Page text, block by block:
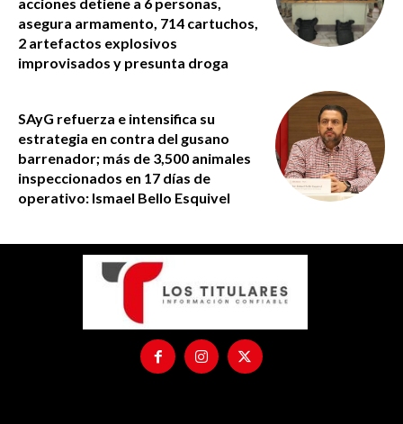
asegura armamento, 714 cartuchos,
2 artefactos explosivos
improvisados y presunta droga
SAyG refuerza e intensifica su
estrategia en contra del gusano
barrenador; más de 3,500 animales
inspeccionados en 17 días de
operativo: Ismael Bello Esquivel